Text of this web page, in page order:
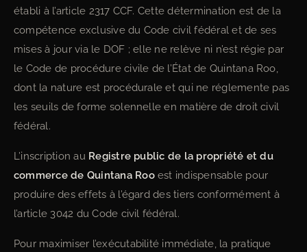
établi à l’article 2317 CCF. Cette détermination est de la
compétence exclusive du Code civil fédéral et de ses
mises à jour via le DOF ; elle ne relève ni n’est régie par
le Code de procédure civile de l’État de Quintana Roo,
dont la nature est procédurale et qui ne réglemente pas
les seuils de forme solennelle en matière de droit civil
fédéral.
L’inscription au Registre public de la propriété et du
commerce de Quintana Rooest indispensable pour
produire des effets à l’égard des tiers conformément à
l’article 3042 du Code civil fédéral.
Pour maximiser l’exécutabilité immédiate, la pratique